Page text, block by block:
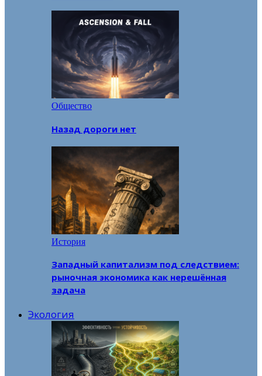
Общество
Назад дороги нет
История
Западный капитализм под следствием:
рыночная экономика как нерешённая
задача
Экология